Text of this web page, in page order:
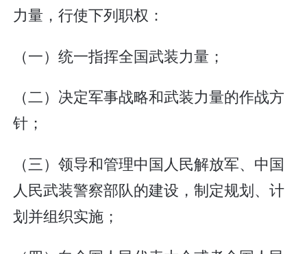
力量，行使下列职权：
（一）统一指挥全国武装力量；
（二）决定军事战略和武装力量的作战方
针；
（三）领导和管理中国人民解放军、中国
人民武装警察部队的建设，制定规划、计
划并组织实施；